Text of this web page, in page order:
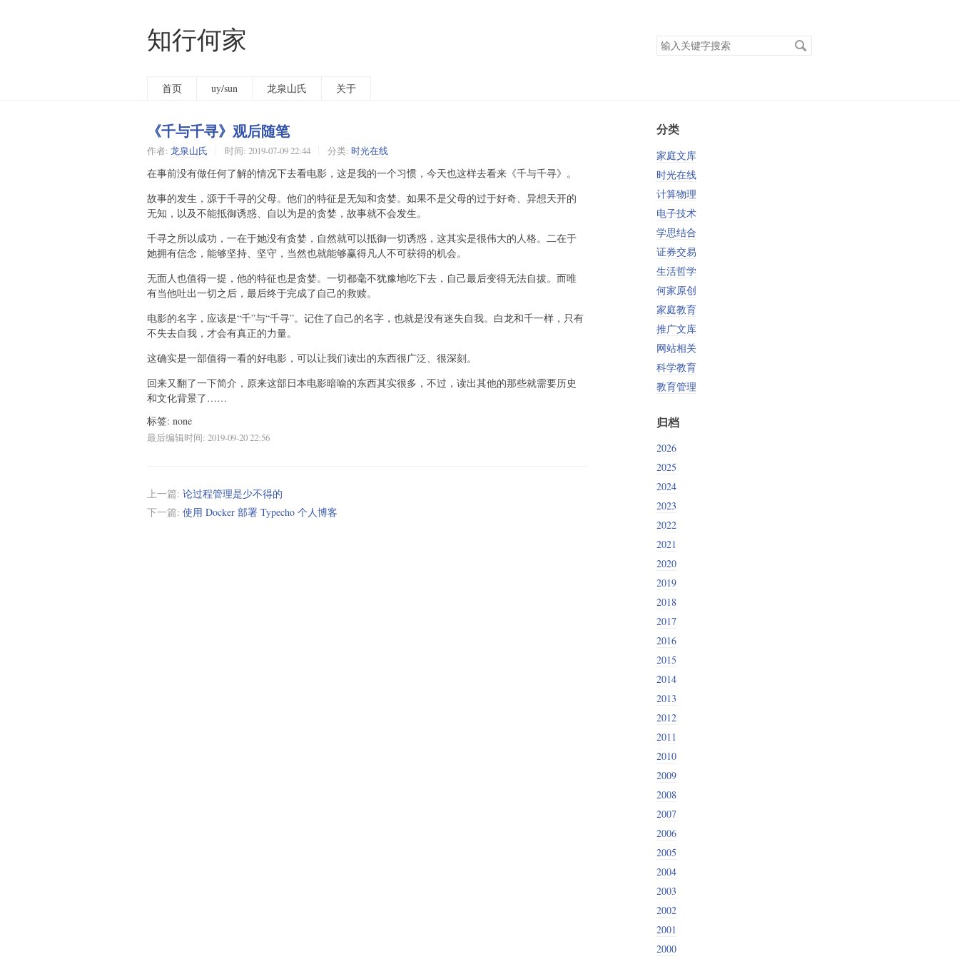
知行何家
搜
索
首页 uy/sun 龙泉山氏 关于
《千与千寻》观后随笔
作者: 龙泉山氏 时间: 2019-07-09 22:44 分类: 时光在线
在事前没有做任何了解的情况下去看电影，这是我的一个习惯，今天也这样去看来《千与千寻》。
故事的发生，源于千寻的父母。他们的特征是无知和贪婪。如果不是父母的过于好奇、异想天开的
无知，以及不能抵御诱惑、自以为是的贪婪，故事就不会发生。
千寻之所以成功，一在于她没有贪婪，自然就可以抵御一切诱惑，这其实是很伟大的人格。二在于
她拥有信念，能够坚持、坚守，当然也就能够赢得凡人不可获得的机会。
无面人也值得一提，他的特征也是贪婪。一切都毫不犹豫地吃下去，自己最后变得无法自拔。而唯
有当他吐出一切之后，最后终于完成了自己的救赎。
电影的名字，应该是“千”与“千寻”。记住了自己的名字，也就是没有迷失自我。白龙和千一样，只有
不失去自我，才会有真正的力量。
这确实是一部值得一看的好电影，可以让我们读出的东西很广泛、很深刻。
回来又翻了一下简介，原来这部日本电影暗喻的东西其实很多，不过，读出其他的那些就需要历史
和文化背景了……
标签: none
最后编辑时间: 2019-09-20 22:56
上一篇: 论过程管理是少不得的
下一篇: 使用 Docker 部署 Typecho 个人博客
分类
家庭文库
时光在线
计算物理
电子技术
学思结合
证券交易
生活哲学
何家原创
家庭教育
推广文库
网站相关
科学教育
教育管理
归档
2026
2025
2024
2023
2022
2021
2020
2019
2018
2017
2016
2015
2014
2013
2012
2011
2010
2009
2008
2007
2006
2005
2004
2003
2002
2001
2000